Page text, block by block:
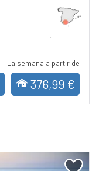
La semana a partir de
376,99 €